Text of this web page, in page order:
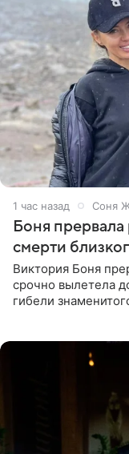
1 час назад Соня
Боня прервала
смерти
Виктория Боня
срочно вылетела
гибели